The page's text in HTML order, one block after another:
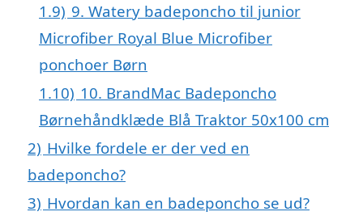
1.9) 9. Watery badeponcho til junior
Microfiber Royal Blue Microfiber
ponchoer Børn
1.10) 10. BrandMac Badeponcho
Børnehåndklæde Blå Traktor 50x100 cm
2) Hvilke fordele er der ved en
badeponcho?
3) Hvordan kan en badeponcho se ud?